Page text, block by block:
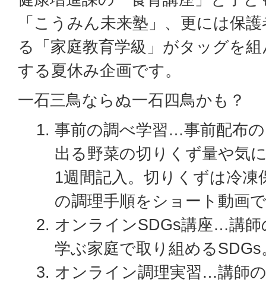
「こうみん未来塾」、更には保
る「家庭教育学級」がタッグを
する夏休み企画です。
一石三鳥ならぬ一石四鳥かも？
事前の調べ学習…事前配布
出る野菜の切りくず量や気
1週間記入。切りくずは冷
の調理手順をショート動画
オンラインSDGs講座…講師
学ぶ家庭で取り組めるSDGs
オンライン調理実習…講師